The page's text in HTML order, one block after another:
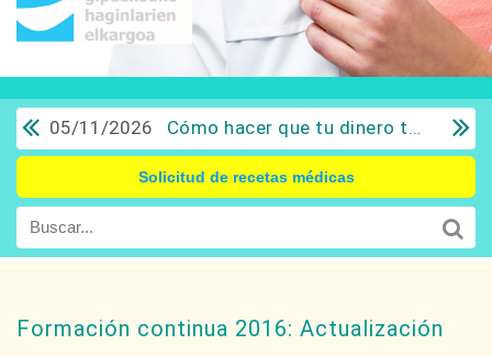
05/11/2026 Cómo hacer que tu dinero trabaje para ti: Del ahorro a la inversión con sentido común.
Solicitud de recetas médicas
Formación continua 2016: Actualización